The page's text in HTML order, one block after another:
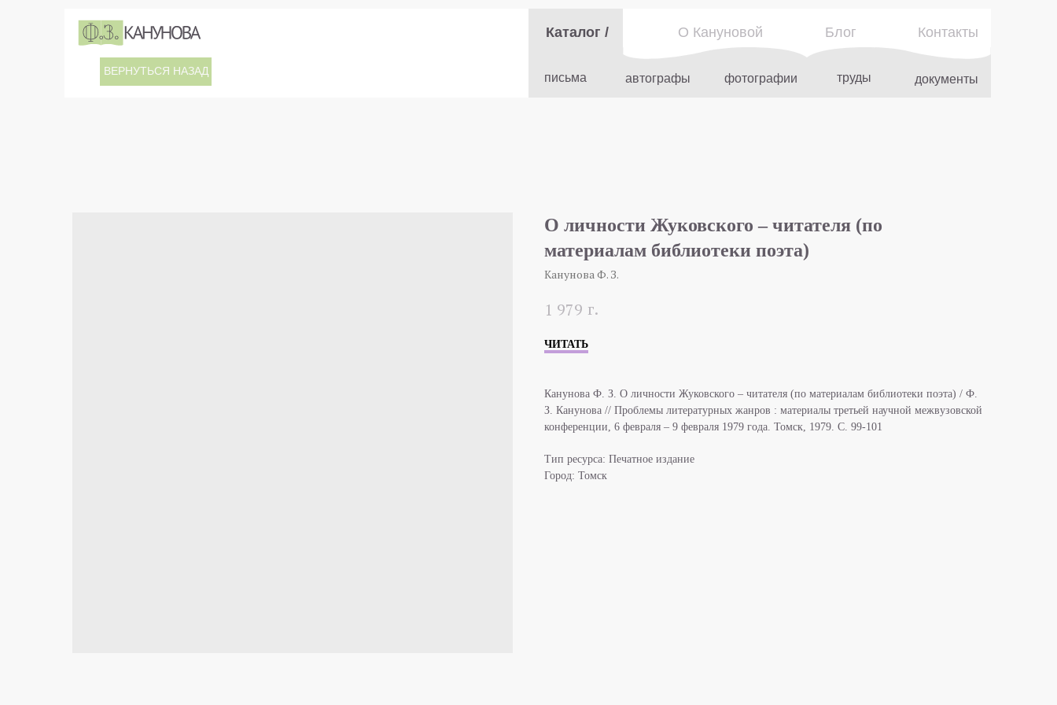
ВЕРНУТЬСЯ НАЗАД
документы
фотографии труды
письма автографы
О Кануновой Блог Контакты
Каталог /
О личности Жуковского – читателя (по
материалам библиотеки поэта)
Канунова Ф. З.
1 979 г.
ЧИТАТЬ
Канунова Ф. З. О личности Жуковского – читателя (по материалам библиотеки поэта) / Ф.
З. Канунова // Проблемы литературных жанров : материалы третьей научной межвузовской
конференции, 6 февраля – 9 февраля 1979 года. Томск, 1979. С. 99-101
Тип ресурса: Печатное издание
Город: Томск